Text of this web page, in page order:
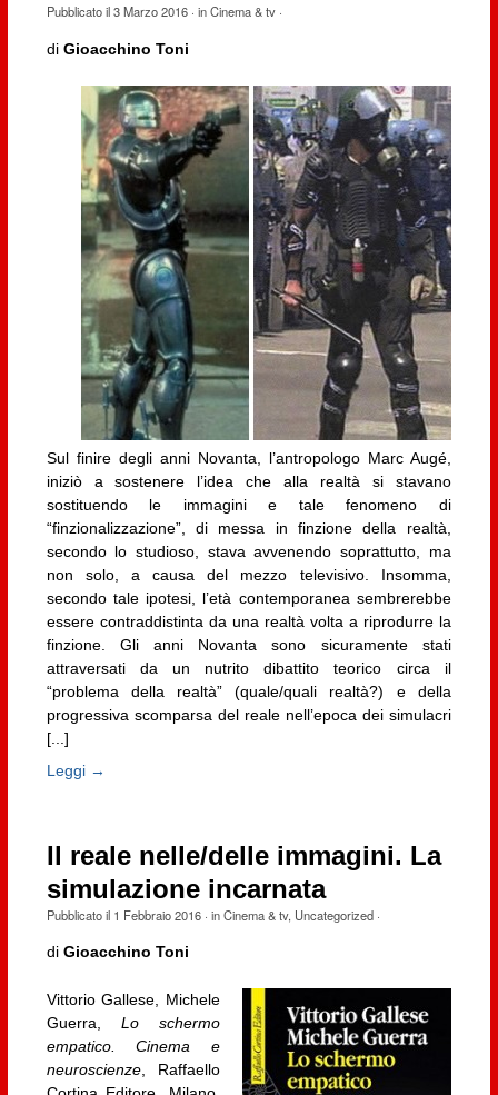
Pubblicato il3 Marzo 2016· inCinema & tv·
di Gioacchino Toni
Sul finire degli anni Novanta, l’antropologo Marc Augé,
iniziò a sostenere l’idea che alla realtà si stavano
sostituendo le immagini e tale fenomeno di
“finzionalizzazione”, di messa in finzione della realtà,
secondo lo studioso, stava avvenendo soprattutto, ma
non solo, a causa del mezzo televisivo. Insomma,
secondo tale ipotesi, l’età contemporanea sembrerebbe
essere contraddistinta da una realtà volta a riprodurre la
finzione. Gli anni Novanta sono sicuramente stati
attraversati da un nutrito dibattito teorico circa il
“problema della realtà” (quale/quali realtà?) e della
progressiva scomparsa del reale nell’epoca dei simulacri
[...]
Leggi →
Il reale nelle/delle immagini. La
simulazione incarnata
Pubblicato il 1 Febbraio 2016· inCinema & tv, Uncategorized·
di Gioacchino Toni
Vittorio Gallese, Michele
Guerra, Lo schermo
empatico. Cinema e
neuroscienze, Raffaello